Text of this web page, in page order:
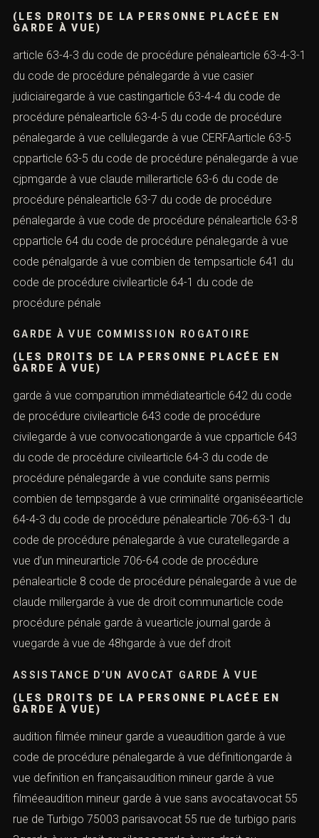
(LES DROITS DE LA PERSONNE PLACÉE EN
GARDE À VUE)
article 63-4-3 du code de procédure pénalearticle 63-4-3-1
du code de procédure pénalegarde à vue casier
judiciairegarde à vue castingarticle 63-4-4 du code de
procédure pénalearticle 63-4-5 du code de procédure
pénalegarde à vue cellulegarde à vue CERFAarticle 63-5
cpparticle 63-5 du code de procédure pénalegarde à vue
cjpmgarde à vue claude millerarticle 63-6 du code de
procédure pénalearticle 63-7 du code de procédure
pénalegarde à vue code de procédure pénalearticle 63-8
cpparticle 64 du code de procédure pénalegarde à vue
code pénalgarde à vue combien de tempsarticle 641 du
code de procédure civilearticle 64-1 du code de
procédure pénale
GARDE À VUE COMMISSION ROGATOIRE
(LES DROITS DE LA PERSONNE PLACÉE EN
GARDE À VUE)
garde à vue comparution immédiatearticle 642 du code
de procédure civilearticle 643 code de procédure
civilegarde à vue convocationgarde à vue cpparticle 643
du code de procédure civilearticle 64-3 du code de
procédure pénalegarde à vue conduite sans permis
combien de tempsgarde à vue criminalité organiséearticle
64-4-3 du code de procédure pénalearticle 706-63-1 du
code de procédure pénalegarde à vue curatellegarde a
vue d’un mineurarticle 706-64 code de procédure
pénalearticle 8 code de procédure pénalegarde à vue de
claude millergarde à vue de droit communarticle code
procédure pénale garde à vuearticle journal garde à
vuegarde à vue de 48hgarde à vue def droit
ASSISTANCE D’UN AVOCAT GARDE À VUE
(LES DROITS DE LA PERSONNE PLACÉE EN
GARDE À VUE)
audition filmée mineur garde a vueaudition garde à vue
code de procédure pénalegarde à vue définitiongarde à
vue definition en françaisaudition mineur garde à vue
filméeaudition mineur garde à vue sans avocatavocat 55
rue de Turbigo 75003 parisavocat 55 rue de turbigo paris